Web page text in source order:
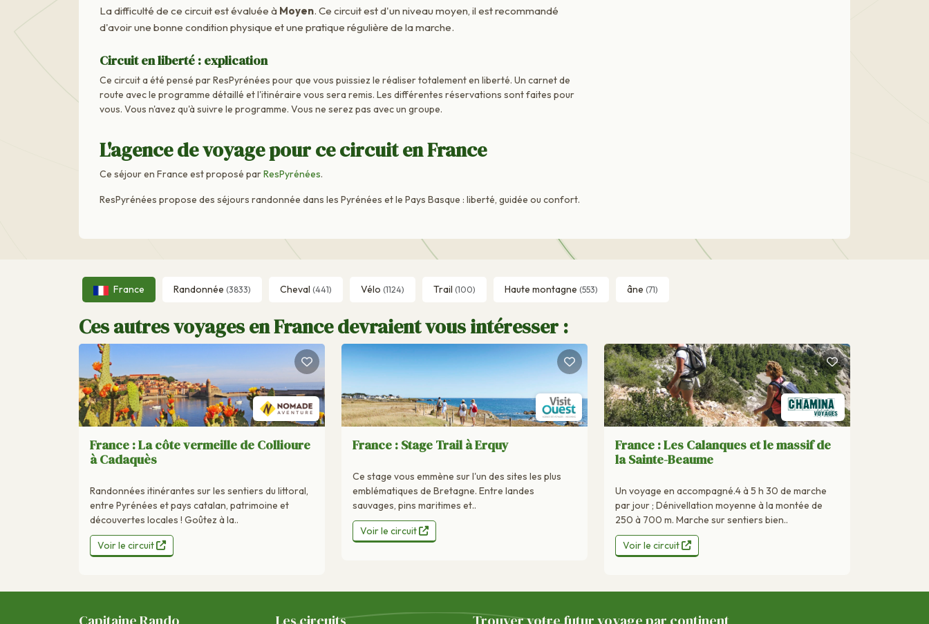
La difficulté de ce circuit est évaluée à Moyen. Ce circuit est d'un niveau moyen, il est recommandé
d'avoir une bonne condition physique et une pratique régulière de la marche.
Circuit en liberté : explication
Ce circuit a été pensé par ResPyrénées pour que vous puissiez le réaliser totalement en liberté. Un carnet de
route avec le programme détaillé et l'itinéraire vous sera remis. Les différentes réservations sont faites pour
vous. Vous n'avez qu'à suivre le programme. Vous ne serez pas avec un groupe.
L'agence de voyage pour ce circuit en France
Ce séjour en France est proposé parResPyrénées.
ResPyrénées propose des séjours randonnée dans les Pyrénées et le Pays Basque : liberté, guidée ou confort.
France Randonnée (3833) Cheval (441) Vélo (1124) Trail (100) Haute montagne (553) âne (71)
Ces autres voyages en France devraient vous intéresser :
France : La côte vermeille de Collioure
à Cadaquès
Randonnées itinérantes sur les sentiers du littoral,
entre Pyrénées et pays catalan, patrimoine et
découvertes locales ! Goûtez à la..
Voir le circuit
France : Stage Trail à Erquy
Ce stage vous emmène sur l'un des sites les plus
emblématiques de Bretagne. Entre landes
sauvages, pins maritimes et..
Voir le circuit
France : Les Calanques et le massif de
la Sainte-Beaume
Un voyage en accompagné.4 à 5 h 30 de marche
par jour ; Dénivellation moyenne à la montée de
250 à 700 m. Marche sur sentiers bien..
Voir le circuit